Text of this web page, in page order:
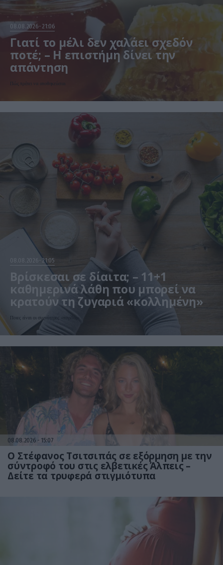
08.08.2026 21:06
Γιατί το μέλι δεν χαλάει σχεδόν
ποτέ; – Η επιστήμη δίνει την
απάντηση
Πώς πρέπει να αποθηκεύεται
08.08.2026 21:05
Βρίσκεσαι σε δίαιτα; – 11+1
καθημερινά λάθη που μπορεί να
κρατούν τη ζυγαριά «κολλημένη»
Ποιες είναι οι συχνότερες «παγίδες»
08.08.2026 15:07
Ο Στέφανος Τσιτσιπάς σε εξόρμηση με την
σύντροφό του στις ελβετικές Άλπεις –
Δείτε τα τρυφερά στιγμιότυπα